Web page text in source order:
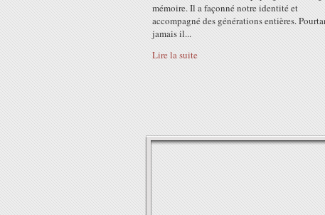
mémoire. Il a façonné notre identité et
accompagné des générations entières.
jamais il...
Lire la suite